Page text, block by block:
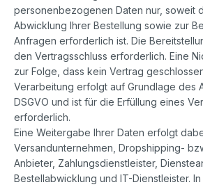
personenbezogenen Daten nur, soweit
Abwicklung Ihrer Bestellung sowie zur
Anfragen erforderlich ist. Die
den Vertragsschluss erforderlich. Eine
zur Folge, dass kein Vertrag
Verarbeitung erfolgt auf Grundlage des
DSGVO und ist für die Erfüllung eines
erforderlich.
Eine Weitergabe Ihrer Daten erfolgt
Versandunternehmen, Dropshipping-
Anbieter, Zahlungsdienstleister,
Bestellabwicklung und IT-Dienstleister. In